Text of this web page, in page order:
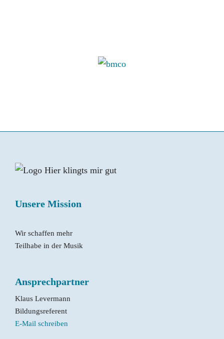
Unsere Mission
Wir schaffen mehr
Teilhabe in der Musik
Ansprechpartner
Klaus Levermann
Bildungsreferent
E-Mail schreiben